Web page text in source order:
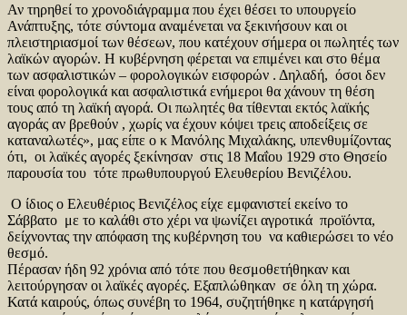
Αν τηρηθεί το χρονοδιάγραμμα που έχει θέσει το υπουργείο
Ανάπτυξης, τότε σύντομα αναμένεται να ξεκινήσουν και οι
πλειστηριασμοί των θέσεων, που κατέχουν σήμερα οι πωλητές των
λαϊκών αγορών. Η κυβέρνηση φέρεται να επιμένει και στο θέμα
των ασφαλιστικών – φορολογικών εισφορών . Δηλαδή, όσοι δεν
είναι φορολογικά και ασφαλιστικά ενήμεροι θα χάνουν τη θέση
τους από τη λαϊκή αγορά. Οι πωλητές θα τίθενται εκτός λαϊκής
αγοράς αν βρεθούν , χωρίς να έχουν κόψει τρεις αποδείξεις σε
καταναλωτές», μας είπε ο κ Μανόλης Μιχαλάκης, υπενθυμίζοντας
ότι, οι λαϊκές αγορές ξεκίνησαν στις 18 Μαΐου 1929 στο Θησείο
παρουσία του τότε πρωθυπουργού Ελευθερίου Βενιζέλου.
Ο ίδιος ο Ελευθέριος Βενιζέλος είχε εμφανιστεί εκείνο το
Σάββατο με το καλάθι στο χέρι να ψωνίζει αγροτικά προϊόντα,
δείχνοντας την απόφαση της κυβέρνηση του να καθιερώσει το νέο
θεσμό.
Πέρασαν ήδη 92 χρόνια από τότε που θεσμοθετήθηκαν και
λειτούργησαν οι λαϊκές αγορές. Εξαπλώθηκαν σε όλη τη χώρα.
Κατά καιρούς, όπως συνέβη το 1964, συζητήθηκε η κατάργησή